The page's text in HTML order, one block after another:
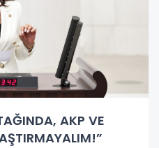
AKP VE